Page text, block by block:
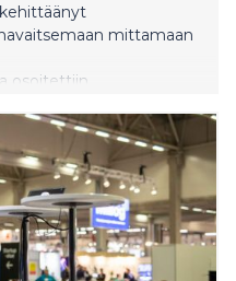
mittamaan
osoitettiin
jaettiin tänään
Helsingin
voittajalle
myöntämä 10 000